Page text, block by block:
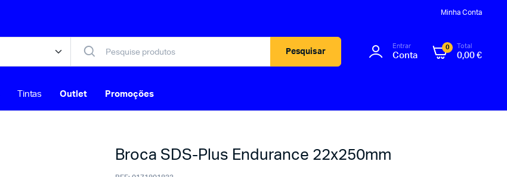
Minha Conta
Pesquisar
Entrar
Conta
0 Total
0,00€
Tintas Outlet Promoções
Broca SDS-Plus Endurance 22x250mm